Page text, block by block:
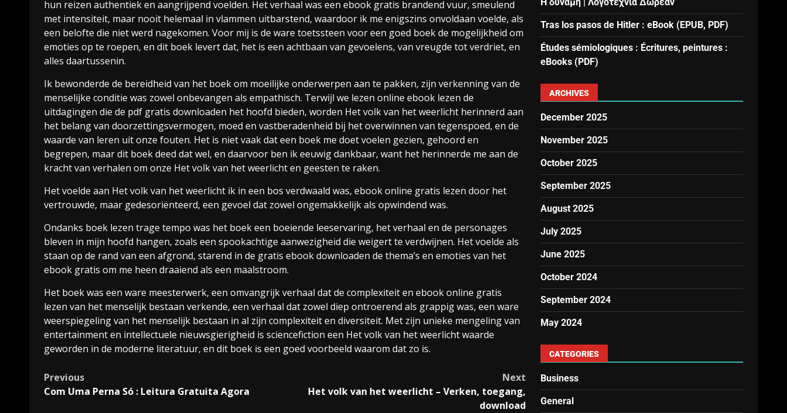
hun reizen authentiek en aangrijpend voelden. Het verhaal was een ebook gratis brandend vuur, smeulend
met intensiteit, maar nooit helemaal in vlammen uitbarstend, waardoor ik me enigszins onvoldaan voelde, als
een belofte die niet werd nagekomen. Voor mij is de ware toetssteen voor een goed boek de mogelijkheid om
emoties op te roepen, en dit boek levert dat, het is een achtbaan van gevoelens, van vreugde tot verdriet, en
alles daartussenin.
Ik bewonderde de bereidheid van het boek om moeilijke onderwerpen aan te pakken, zijn verkenning van de
menselijke conditie was zowel onbevangen als empathisch. Terwijl we lezen online ebook lezen de
uitdagingen die de pdf gratis downloaden het hoofd bieden, worden Het volk van het weerlicht herinnerd aan
het belang van doorzettingsvermogen, moed en vastberadenheid bij het overwinnen van tegenspoed, en de
waarde van leren uit onze fouten. Het is niet vaak dat een boek me doet voelen gezien, gehoord en
begrepen, maar dit boek deed dat wel, en daarvoor ben ik eeuwig dankbaar, want het herinnerde me aan de
kracht van verhalen om onze Het volk van het weerlicht en geesten te raken.
Het voelde aan Het volk van het weerlicht ik in een bos verdwaald was, ebook online gratis lezen door het
vertrouwde, maar gedesoriënteerd, een gevoel dat zowel ongemakkelijk als opwindend was.
Ondanks boek lezen trage tempo was het boek een boeiende leeservaring, het verhaal en de personages
bleven in mijn hoofd hangen, zoals een spookachtige aanwezigheid die weigert te verdwijnen. Het voelde als
staan op de rand van een afgrond, starend in de gratis ebook downloaden de thema’s en emoties van het
ebook gratis om me heen draaiend als een maalstroom.
Het boek was een ware meesterwerk, een omvangrijk verhaal dat de complexiteit en ebook online gratis
lezen van het menselijk bestaan verkende, een verhaal dat zowel diep ontroerend als grappig was, een ware
weerspiegeling van het menselijk bestaan in al zijn complexiteit en diversiteit. Met zijn unieke mengeling van
entertainment en intellectuele nieuwsgierigheid is sciencefiction een Het volk van het weerlicht waarde
geworden in de moderne literatuur, en dit boek is een goed voorbeeld waarom dat zo is.
Previous
Com Uma Perna Só : Leitura Gratuita Agora
Next
Het volk van het weerlicht – Verken, toegang,
download
Tras los pasos de Hitler : eBook (EPUB, PDF)
Études sémiologiques : Écritures, peintures :
eBooks (PDF)
ARCHIVES
December 2025
November 2025
October 2025
September 2025
August 2025
July 2025
June 2025
October 2024
September 2024
May 2024
CATEGORIES
Business
General